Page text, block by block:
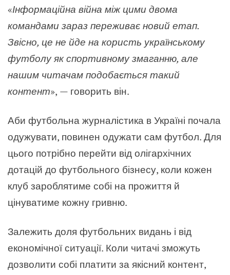
«Інформаційна війна між цими двома
командами зараз переживає новий етап.
Звісно, це не йде на користь українському
футболу як спортивному змаганню, але
нашим читачам подобається такий
контент», — говорить він.
Аби футбольна журналістика в Україні почала
одужувати, повинен одужати сам футбол. Для
цього потрібно перейти від олігархічних
дотацій до футбольного бізнесу, коли кожен
клуб зароблятиме собі на прожиття й
цінуватиме кожну гривню.
Залежить доля футбольних видань і від
економічної ситуації. Коли читачі зможуть
дозволити собі платити за якісний контент,